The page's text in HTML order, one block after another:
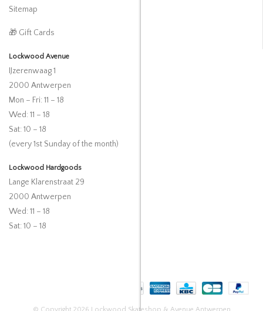
Sitemap
🎁 Gift Cards
Lockwood Avenue
IJzerenwaag 1
2000 Antwerpen
Mon – Fri: 11 – 18
Wed: 11 – 18
Sat: 10 – 18
(every 1st Sunday of the month)
Lockwood Hardgoods
Lange Klarenstraat 29
2000 Antwerpen
Wed: 11 – 18
Sat: 10 – 18
© Copyright 2026 Lockwood Skateshop & Avenue Antwerpen